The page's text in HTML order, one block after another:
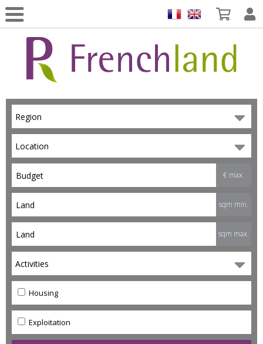
Region
Location
€ max.
sqm min.
sqm max.
Activities
Housing
Exploitation